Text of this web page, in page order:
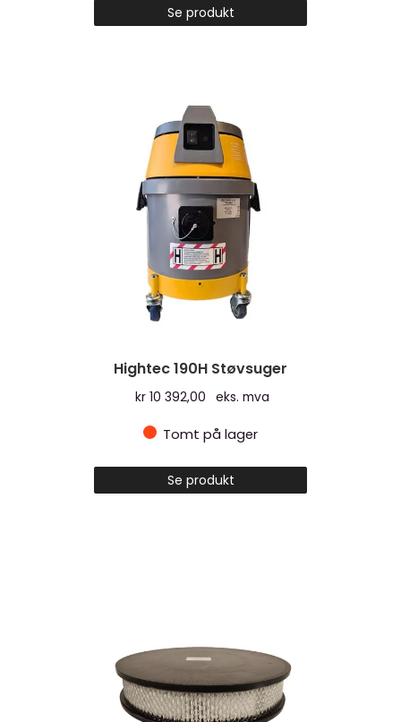
Se produkt
Hightec 190H Støvsuger
kr 10 392,00 eks. mva
Tomt på lager
Se produkt